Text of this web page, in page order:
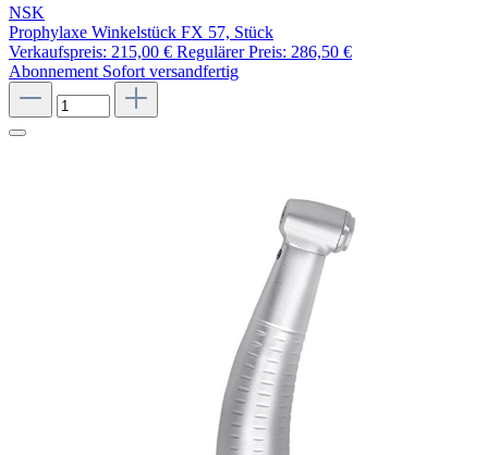
NSK
Prophylaxe Winkelstück FX 57, Stück
Verkaufspreis: 215,00 € Regulärer Preis: 286,50 €
Abonnement Sofort versandfertig